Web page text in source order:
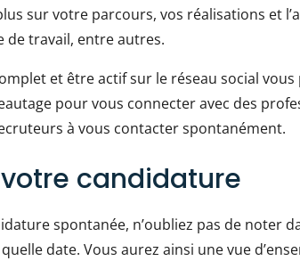
sur votre parcours, vos réalisations et
travail, entre autres.
et être actif sur le réseau social
pour vous connecter avec des
à vous contacter spontanément.
candidature
spontanée, n’oubliez pas de noter
date. Vous aurez ainsi une vue